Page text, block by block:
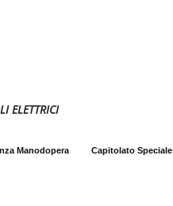
ELETTRICI
Manodopera
Capitolato Speciale